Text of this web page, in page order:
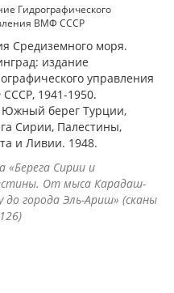
Гидрографического
ВМФ СССР
Средиземного моря.
издание
управления
1941-1950.
Южный берег Турции,
Сирии, Палестины,
и Ливии. 1948.
«Берега Сирии и
От мыса Карадаш-
до города Эль-Ариш» (сканы